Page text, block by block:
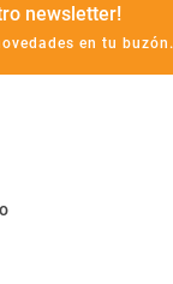
newsletter!
en tu buzón.